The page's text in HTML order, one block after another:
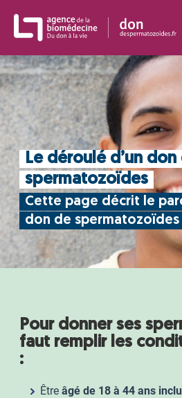
Le déroulé d’un don
spermatozoïdes
Cette page décrit le
don de spermatozoïdes
Pour donner ses
faut remplir les
:
Être âgé de 18 à 44 ans